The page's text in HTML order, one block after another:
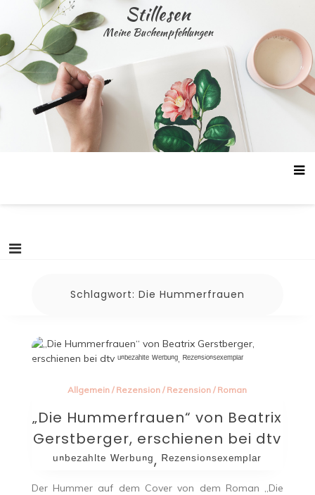
content
Stillesen
Meine Buchempfehlungen
Schlagwort: Die Hummerfrauen
Allgemein / Rezension / Rezension / Roman
„Die Hummerfrauen“ von Beatrix
Gerstberger, erschienen bei dtv
ᵘⁿᵇᵉᶻᵃʰˡᵗᵉ ᵂᵉʳᵇᵘⁿᵍ, ᴿᵉᶻᵉⁿˢⁱᵒⁿˢᵉˣᵉᵐᵖˡᵃʳ
Der Hummer auf dem Cover von dem Roman „Die